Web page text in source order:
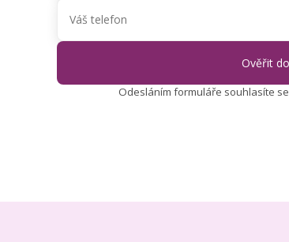
Odesláním formuláře souhlasíte se